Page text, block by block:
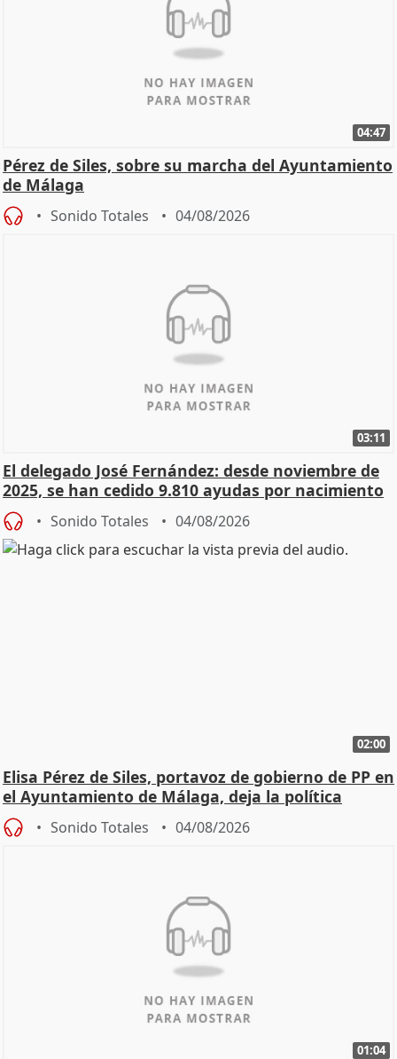
04:47
Pérez de Siles, sobre su marcha del Ayuntamiento
de Málaga
Sonido Totales 04/08/2026
03:11
El delegado José Fernández: desde noviembre de
2025, se han cedido 9.810 ayudas por nacimiento
Sonido Totales 04/08/2026
02:00
Elisa Pérez de Siles, portavoz de gobierno de PP en
el Ayuntamiento de Málaga, deja la política
Sonido Totales 04/08/2026
01:04